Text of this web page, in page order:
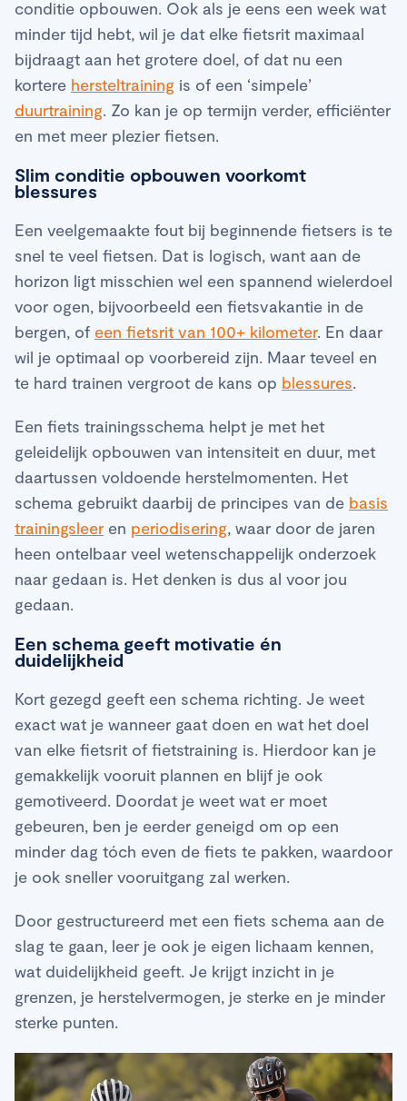
conditie opbouwen. Ook als je eens een week wat
minder tijd hebt, wil je dat elke fietsrit maximaal
bijdraagt aan het grotere doel, of dat nu een
kortere hersteltraining is of een ‘simpele’
duurtraining. Zo kan je op termijn verder, efficiënter
en met meer plezier fietsen.
Slim conditie opbouwen voorkomt
blessures
Een veelgemaakte fout bij beginnende fietsers is te
snel te veel fietsen. Dat is logisch, want aan de
horizon ligt misschien wel een spannend wielerdoel
voor ogen, bijvoorbeeld een fietsvakantie in de
bergen, of een fietsrit van 100+ kilometer. En daar
wil je optimaal op voorbereid zijn. Maar teveel en
te hard trainen vergroot de kans op blessures.
Een fiets trainingsschema helpt je met het
geleidelijk opbouwen van intensiteit en duur, met
daartussen voldoende herstelmomenten. Het
schema gebruikt daarbij de principes van de basis
trainingsleer en periodisering, waar door de jaren
heen ontelbaar veel wetenschappelijk onderzoek
naar gedaan is. Het denken is dus al voor jou
gedaan.
Een schema geeft motivatie én
duidelijkheid
Kort gezegd geeft een schema richting. Je weet
exact wat je wanneer gaat doen en wat het doel
van elke fietsrit of fietstraining is. Hierdoor kan je
gemakkelijk vooruit plannen en blijf je ook
gemotiveerd. Doordat je weet wat er moet
gebeuren, ben je eerder geneigd om op een
minder dag tóch even de fiets te pakken, waardoor
je ook sneller vooruitgang zal werken.
Door gestructureerd met een fiets schema aan de
slag te gaan, leer je ook je eigen lichaam kennen,
wat duidelijkheid geeft. Je krijgt inzicht in je
grenzen, je herstelvermogen, je sterke en je minder
sterke punten.